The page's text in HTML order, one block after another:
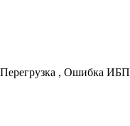
Перегрузка , Ошибка ИБП